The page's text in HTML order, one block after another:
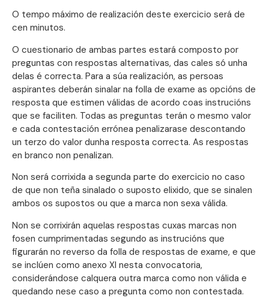
O tempo máximo de realización deste exercicio será de
cen minutos.
O cuestionario de ambas partes estará composto por
preguntas con respostas alternativas, das cales só unha
delas é correcta. Para a súa realización, as persoas
aspirantes deberán sinalar na folla de exame as opcións de
resposta que estimen válidas de acordo coas instrucións
que se faciliten. Todas as preguntas terán o mesmo valor
e cada contestación errónea penalizarase descontando
un terzo do valor dunha resposta correcta. As respostas
en branco non penalizan.
Non será corrixida a segunda parte do exercicio no caso
de que non teña sinalado o suposto elixido, que se sinalen
ambos os supostos ou que a marca non sexa válida.
Non se corrixirán aquelas respostas cuxas marcas non
fosen cumprimentadas segundo as instrucións que
figurarán no reverso da folla de respostas de exame, e que
se inclúen como anexo XI nesta convocatoria,
considerándose calquera outra marca como non válida e
quedando nese caso a pregunta como non contestada.